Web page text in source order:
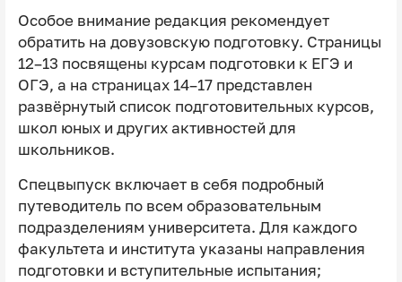
Особое внимание редакция рекомендует
обратить на довузовскую подготовку. Страницы
12–13 посвящены курсам подготовки к ЕГЭ и
ОГЭ, а на страницах 14–17 представлен
развёрнутый список подготовительных курсов,
школ юных и других активностей для
школьников.
Спецвыпуск включает в себя подробный
путеводитель по всем образовательным
подразделениям университета. Для каждого
факультета и института указаны направления
подготовки и вступительные испытания;